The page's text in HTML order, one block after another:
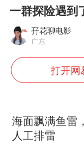
一群探险遇到
孖花聊电影
广东
打开网
海面飘满鱼雷
人工排雷